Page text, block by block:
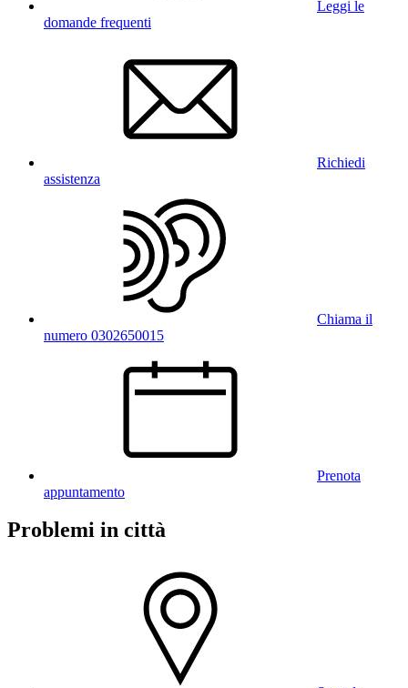
Leggi le
domande frequenti
Richiedi
assistenza
Chiama il
numero 0302650015
Prenota
appuntamento
Problemi in città